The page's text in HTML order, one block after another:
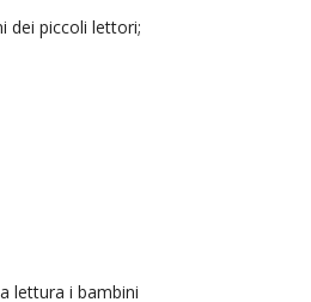
dei piccoli lettori;
lettura i bambini